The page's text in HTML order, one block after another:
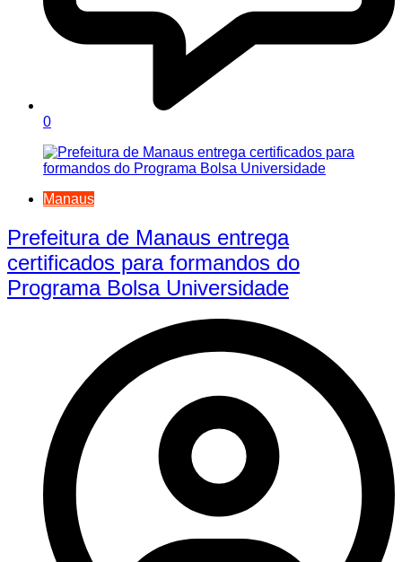
0
Manaus
Prefeitura de Manaus entrega
certificados para formandos do
Programa Bolsa Universidade